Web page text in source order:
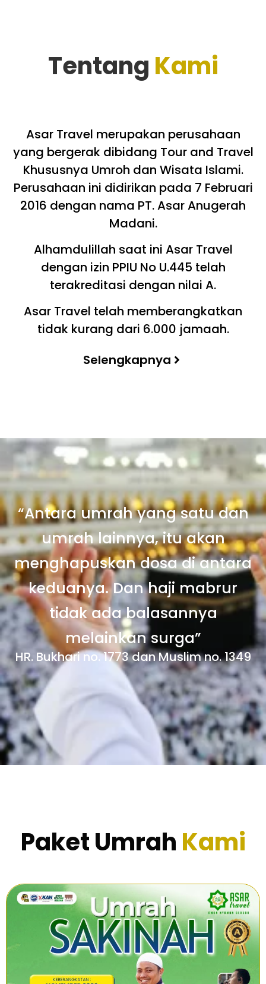
Tentang Kami
Asar Travel merupakan perusahaan
yang bergerak dibidang Tour and Travel
Khususnya Umroh dan Wisata Islami.
Perusahaan ini didirikan pada 7 Februari
2016 dengan nama PT. Asar Anugerah
Madani.
Alhamdulillah saat ini Asar Travel
dengan izin PPIU No U.445 telah
terakreditasi dengan nilai A.
Asar Travel telah memberangkatkan
tidak kurang dari 6.000 jamaah.
Selengkapnya
“Antara umrah yang satu dan
umrah lainnya, itu akan
menghapuskan dosa di antara
keduanya. Dan haji mabrur
tidak ada balasannya
melainkan surga”
HR. Bukhari no. 1773 dan Muslim no. 1349
Paket Umrah Kami